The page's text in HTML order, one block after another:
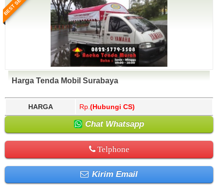
Harga Tenda Mobil Surabaya
HARGA Rp. (Hubungi CS)
Chat Whatsapp
Telphone
Kirim Email